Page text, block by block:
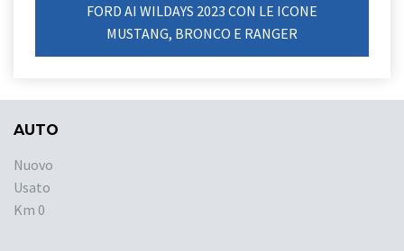
FORD AI WILDAYS 2023 CON LE ICONE
MUSTANG, BRONCO E RANGER
AUTO
Nuovo
Usato
Km 0